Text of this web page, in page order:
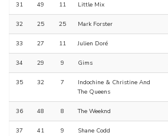
31 49 11 Little Mix
32 25 25 Mark Forster
33 27 11 Julien Doré
34 29 9 Gims
35 32 7
Indochine & Christine And
The Queens
36 48 8 The Weeknd
37 41 9 Shane Codd